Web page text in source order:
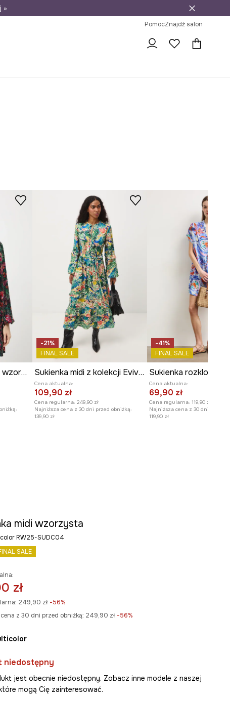
na zwrot
»
PomocZnajdź salon
Sukienka damska mini wzorzysta
-21%
FINAL SALE
Sukienka midi z kolekcji Eviva L'arte
Cena aktualna:
109,90 zł
Cena regularna: 249,90 zł
Najniższa cena z 30 dni przed obniżką:
139,90 zł
-41%
FINAL SALE
Cena aktualna:
69,90 zł
Cena regularna: 119,90 zł
Najniższa cena z 30 dni przed
119,90 zł
midi wzorzysta
RW25-SUDC04
SALE
zł
249,90 zł-56%
z 30 dni przed obniżką: 249,90 zł -56%
niedostępny
jest obecnie niedostępny. Zobacz inne modele z naszej
mogą Cię zainteresować.